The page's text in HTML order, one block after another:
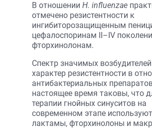
В отношении H. influenzae
отмечено резистентности к
ингибиторозащищенным
цефалоспоринам II–IV
фторхинолонам.
Спектр значимых
характер резистентности в
антибактериальных
настоящее время таковы, что
терапии гнойных синуситов на
современном этапе
лактамы, фторхинолоны и